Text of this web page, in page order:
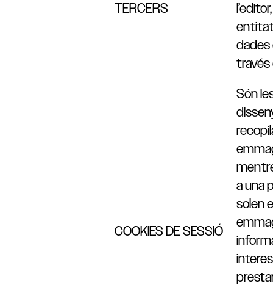
TERCERS
dades
través
COOKIES DE SESSIÓ
Són
a una
solen